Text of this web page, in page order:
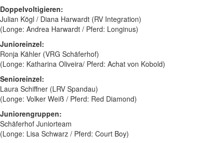
Doppelvoltigieren:
Julian Kögl / Diana Harwardt (RV Integration)
(Longe: Andrea Harwardt / Pferd: Longinus)
Junioreinzel:
Ronja Kähler (VRG Schäferhof)
(Longe: Katharina Oliveira/ Pferd: Achat von Kobold)
Senioreinzel:
Laura Schiffner (LRV Spandau)
(Longe: Volker Weiß / Pferd: Red Diamond)
Juniorengruppen:
Schäferhof Juniorteam
(Longe: Lisa Schwarz / Pferd: Court Boy)